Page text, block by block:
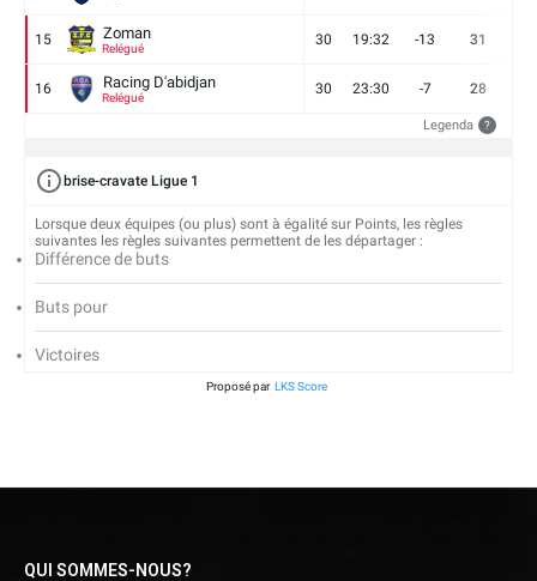
15 Zoman
Relégué
30 19:32 -13 31
16 Racing D'abidjan
Relégué
30 23:30 -7 28
Legenda ?
brise-cravate Ligue 1
Lorsque deux équipes (ou plus) sont à égalité sur Points, les règles
suivantes les règles suivantes permettent de les départager :
Différence de buts
Buts pour
Victoires
Proposé par LKS Score
QUI SOMMES-NOUS?